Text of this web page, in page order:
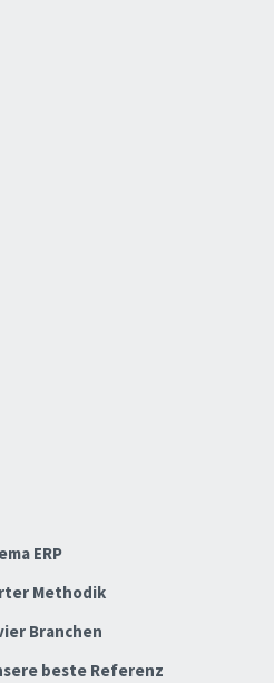
ERP
Methodik
Branchen
beste Referenz